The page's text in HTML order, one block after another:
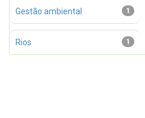
1
Gestão ambiental
1
Rios